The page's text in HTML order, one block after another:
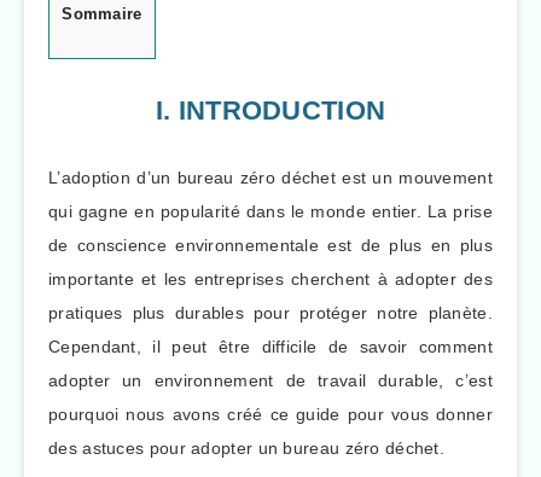
Sommaire
I. INTRODUCTION
L’adoption d’un bureau zéro déchet est un mouvement
qui gagne en popularité dans le monde entier. La prise
de conscience environnementale est de plus en plus
importante et les entreprises cherchent à adopter des
pratiques plus durables pour protéger notre planète.
Cependant, il peut être difficile de savoir comment
adopter un environnement de travail durable, c’est
pourquoi nous avons créé ce guide pour vous donner
des astuces pour adopter un bureau zéro déchet.